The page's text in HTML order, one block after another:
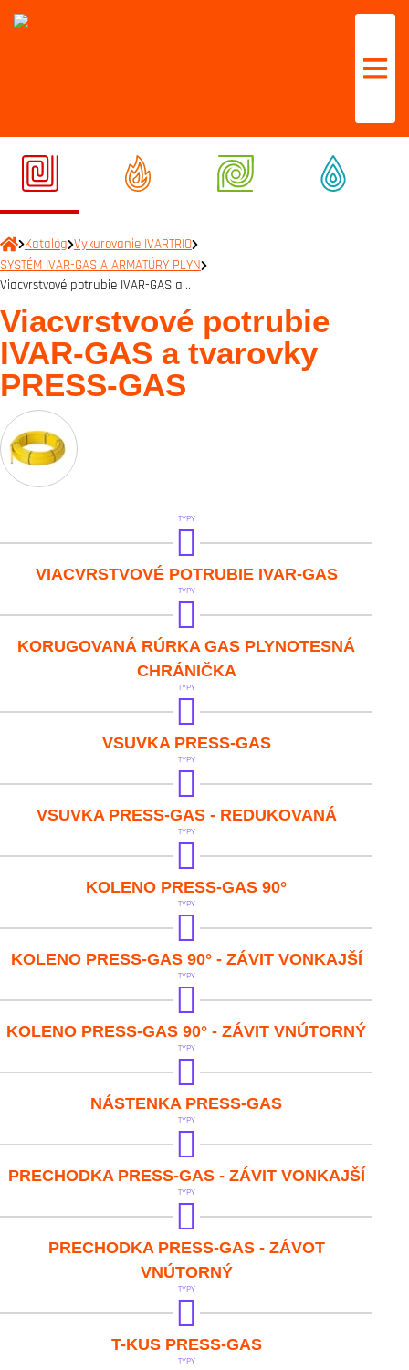
Katalóg Vykurovanie IVARTRIO
SYSTÉM IVAR-GAS A ARMATÚRY PLYN
Viacvrstvové potrubie IVAR-GAS a…
Viacvrstvové potrubie
IVAR-GAS a tvarovky
PRESS-GAS
TYPY
VIACVRSTVOVÉ POTRUBIE IVAR-GAS
TYPY
IVAR.KOT-GAS
KORUGOVANÁ RÚRKA GAS PLYNOTESNÁ
CHRÁNIČKA
TYPY
VSUVKA PRESS-GAS
TYPY
VSUVKA PRESS-GAS - REDUKOVANÁ
TYPY
KOLENO PRESS-GAS 90°
TYPY
KOLENO PRESS-GAS 90° - ZÁVIT VONKAJŠÍ
TYPY
KOLENO PRESS-GAS 90° - ZÁVIT VNÚTORNÝ
TYPY
NÁSTENKA PRESS-GAS
TYPY
PRECHODKA PRESS-GAS - ZÁVIT VONKAJŠÍ
TYPY
PRECHODKA PRESS-GAS - ZÁVOT
VNÚTORNÝ
TYPY
T-KUS PRESS-GAS
TYPY